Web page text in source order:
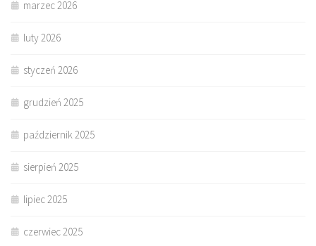
marzec 2026
luty 2026
styczeń 2026
grudzień 2025
październik 2025
sierpień 2025
lipiec 2025
czerwiec 2025